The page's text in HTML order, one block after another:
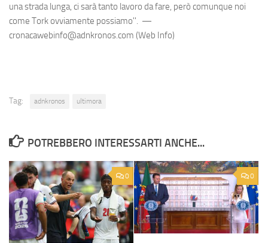
una strada lunga, ci sarà tanto lavoro da fare, però comunque noi
come Tork ovviamente possiamo''. —
cronacawebinfo@adnkronos.com (Web Info)
Tag: adnkronos ultimora
POTREBBERO INTERESSARTI ANCHE...
0 0